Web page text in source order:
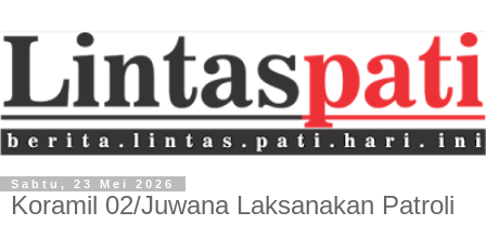
Sabtu, 23 Mei 2026
Koramil 02/Juwana Laksanakan Patroli